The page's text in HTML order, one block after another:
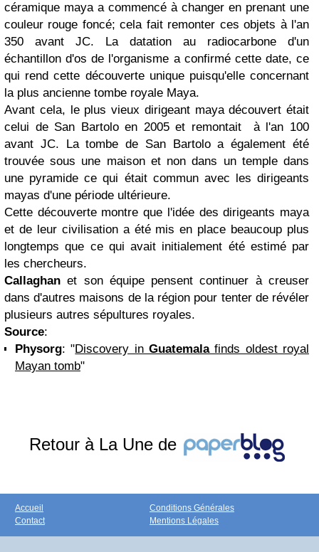
céramique maya a commencé à changer en prenant une
couleur rouge foncé; cela fait remonter ces objets à l'an
350 avant JC. La datation au radiocarbone d'un
échantillon d'os de l'organisme a confirmé cette date, ce
qui rend cette découverte unique puisqu'elle concernant
la plus ancienne tombe royale Maya.
Avant cela, le plus vieux dirigeant maya découvert était
celui de San Bartolo en 2005 et remontait à l'an 100
avant JC. La tombe de San Bartolo a également été
trouvée sous une maison et non dans un temple dans
une pyramide ce qui était commun avec les dirigeants
mayas d'une période ultérieure.
Cette découverte montre que l'idée des dirigeants maya
et de leur civilisation a été mis en place beaucoup plus
longtemps que ce qui avait initialement été estimé par
les chercheurs.
Callaghanet son équipe pensent continuer à creuser
dans d'autres maisons de la région pour tenter de révéler
plusieurs autres sépultures royales.
Source:
Physorg: "Discovery inGuatemalafinds oldest royal
Mayan tomb"
Retour à La Une de
Accueil
Contact
Conditions Générales
Mentions Légales